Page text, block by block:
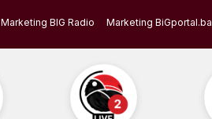
Marketing BIG Radio Marketing BiGportal.ba